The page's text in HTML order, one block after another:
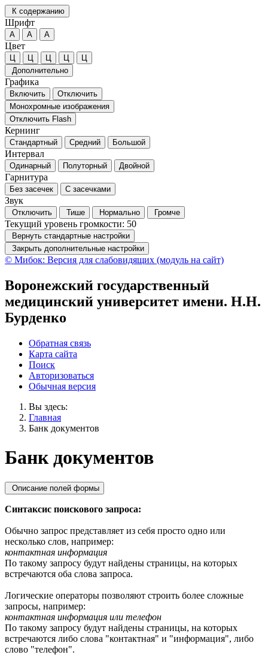
К содержанию
Шрифт
А А А
Цвет
Ц Ц Ц Ц
Ц
Дополнительно
Графика
Включить
Отключить
Монохромные изображения
Отключить Flash
Кернинг
Стандартный Средний Большой
Интервал
Одинарный Полуторный Двойной
Гарнитура
Без засечек С засечками
Звук
Отключить Тише Нормально Громче
Текущий уровень громкости: 50
Вернуть стандартные настройки
Закрыть дополнительные настройки
© Мибок: Версия для слабовидящих (модуль на сайт)
Воронежский государственный
медицинский университет имени. Н.Н.
Бурденко
Обратная связь
Карта сайта
Поиск
Авторизоваться
Обычная версия
Вы здесь:
Главная
Банк документов
Банк документов
Описание полей формы
Синтаксис поискового запроса:
Обычно запрос представляет из себя просто одно или
несколько слов, например:
контактная информация
По такому запросу будут найдены страницы, на которых
встречаются оба слова запроса.
Логические операторы позволяют строить более сложные
запросы, например:
контактная информация или телефон
По такому запросу будут найдены страницы, на которых
встречаются либо слова "контактная" и "информация", либо
слово "телефон".